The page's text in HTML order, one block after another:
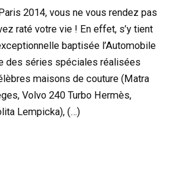
2014, vous ne vous rendez pas
raté votre vie ! En effet, s’y tient
baptisée l’Automobile
des séries spéciales réalisées
maisons de couture (Matra
Volvo 240 Turbo Hermès,
Lempicka), (…)